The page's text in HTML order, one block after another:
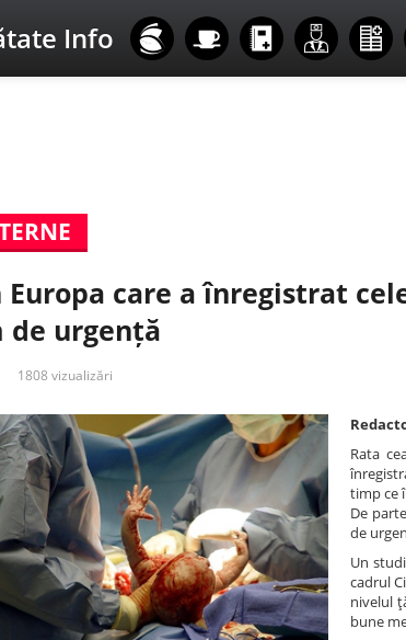
Info
Europa care a înregistrat
de urgență
1808 vizualizări
Rata
timp ce
De
de
Un
cadrul
nivelul
bune